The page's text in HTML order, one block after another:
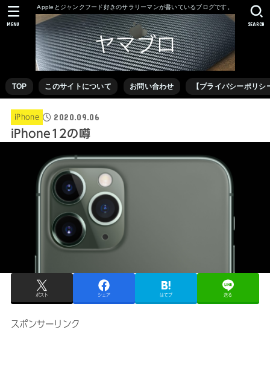
Appleとジャンクフード好きのサラリーマンが書いているブログです。
TOP このサイトについて お問い合わせ 【プライバシーポリシ
SEARCH
MENU
iPhone 2020.09.06
iPhone12の噂
ポスト シェア はてブ 送る
スポンサーリンク